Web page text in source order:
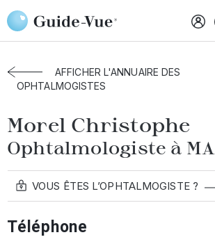
Aller au contenu principal
Accueil Annuaire des ophtalmologistes
Morel Christophe
AFFICHER L'ANNUAIRE DES
OPHTALMOGISTES
Morel Christophe
Ophtalmologiste à
VOUS ÊTES L’OPHTALMOGISTE ?
Téléphone